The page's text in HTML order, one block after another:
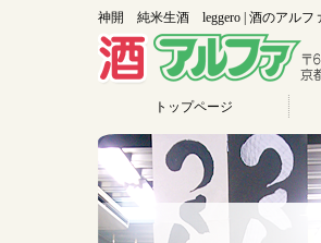
神開 純米生酒 leggero | 酒のアルフ
トップページ